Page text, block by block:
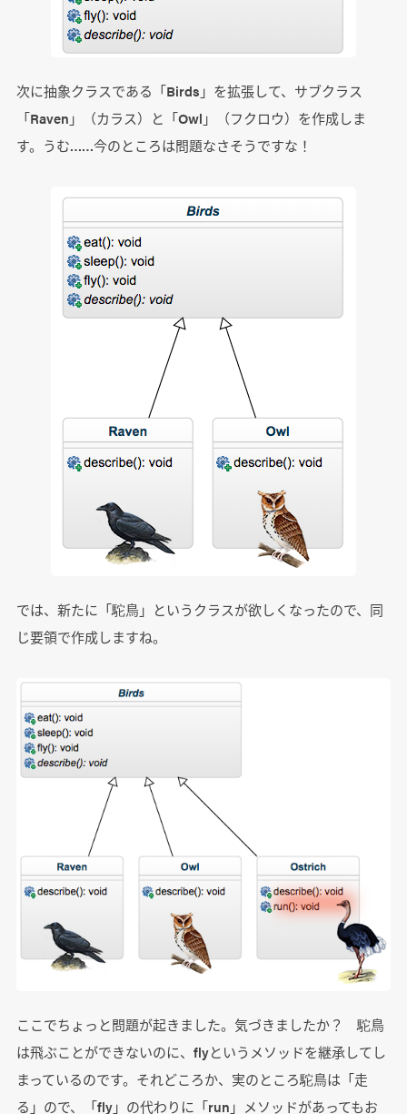
次に抽象クラスである「Birds」を拡張して、サブクラス
「Raven」（カラス）と「Owl」（フクロウ）を作成しま
す。うむ……今のところは問題なさそうですな！
では、新たに「駝鳥」というクラスが欲しくなったので、同
じ要領で作成しますね。
ここでちょっと問題が起きました。気づきましたか？ 駝鳥
は飛ぶことができないのに、flyというメソッドを継承してし
まっているのです。それどころか、実のところ駝鳥は「走
る」ので、「fly」の代わりに「run」メソッドがあってもお